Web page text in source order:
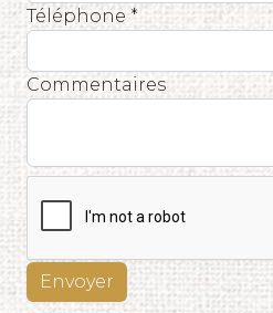
Téléphone *
Commentaires
Envoyer